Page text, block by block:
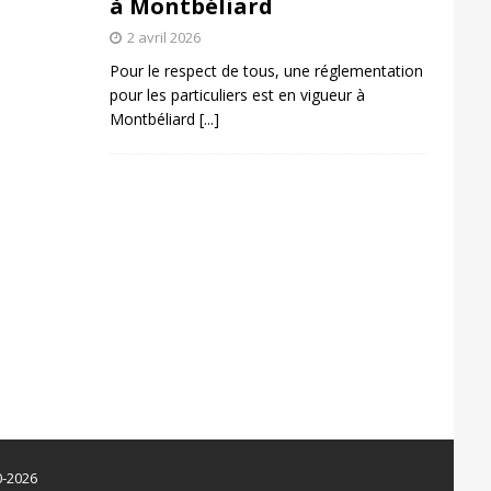
à Montbéliard
2 avril 2026
Pour le respect de tous, une réglementation
pour les particuliers est en vigueur à
Montbéliard [...]
2026